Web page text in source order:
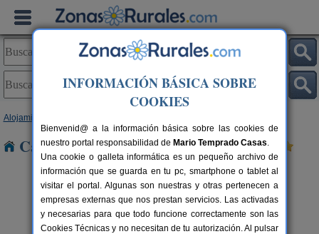
Alojamientos
Casas Rurales cerca de Etxarri
INFORMACIÓN BÁSICA SOBRE
COOKIES
Bienvenid@ a la información básica sobre las cookies de
nuestro portal responsabilidad de Mario Temprado Casas.
Una cookie o galleta informática es un pequeño archivo de
información que se guarda en tu pc, smartphone o tablet al
visitar el portal. Algunas son nuestras y otras pertenecen a
empresas externas que nos prestan servicios. Las activadas
y necesarias para que todo funcione correctamente son las
Cookies Técnicas y no necesitan de tu autorización. Al pulsar